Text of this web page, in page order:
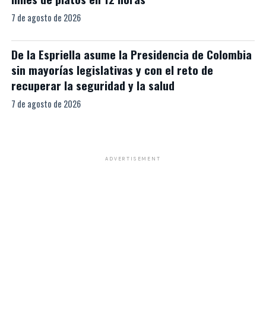
7 de agosto de 2026
De la Espriella asume la Presidencia de Colombia
sin mayorías legislativas y con el reto de
recuperar la seguridad y la salud
7 de agosto de 2026
ADVERTISEMENT